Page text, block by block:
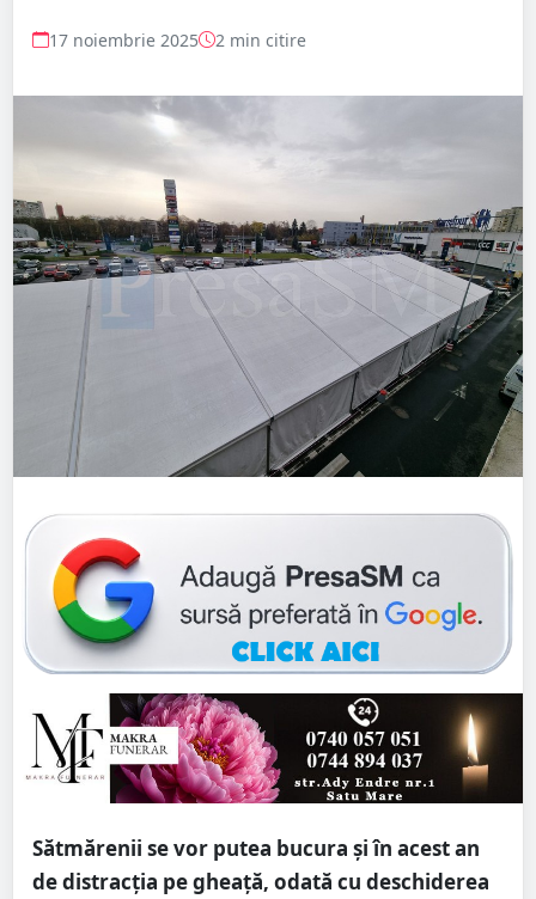
17 noiembrie 2025 2 min citire
Sătmărenii se vor putea bucura și în acest an
de distracția pe gheață, odată cu deschiderea